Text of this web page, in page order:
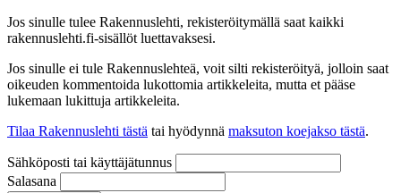
Jos sinulle tulee Rakennuslehti, rekisteröitymällä saat kaikki
rakennuslehti.fi-sisällöt luettavaksesi.
Jos sinulle ei tule Rakennuslehteä, voit silti rekisteröityä, jolloin saat
oikeuden kommentoida lukottomia artikkeleita, mutta et pääse
lukemaan lukittuja artikkeleita.
Tilaa Rakennuslehti tästä tai hyödynnä maksuton koejakso tästä.
Sähköposti tai käyttäjätunnus
Salasana